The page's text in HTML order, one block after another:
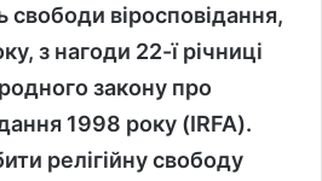
віросповідання,
з нагоди 22-ї річниці
закону про
1998 року (IRFA).
релігійну свободу